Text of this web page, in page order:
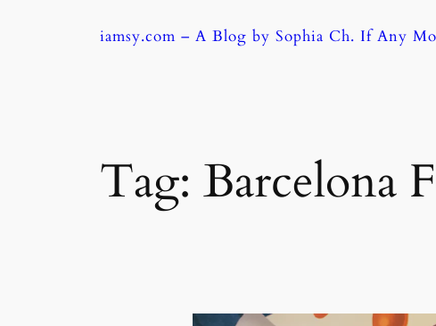
iamsy.com – A Blog by Sophia Ch. If Any
Tag: Barcelona